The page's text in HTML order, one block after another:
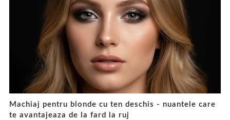
Machiaj pentru blonde cu ten deschis - nuantele care
te avantajeaza de la fard la ruj